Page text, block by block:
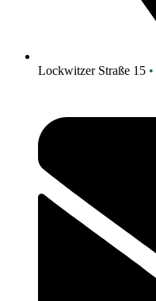
Lockwitzer Straße 15 •